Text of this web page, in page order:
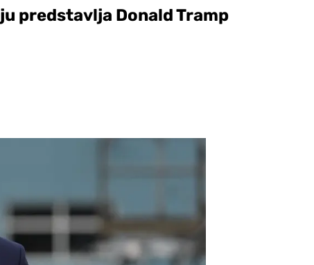
predstavlja Donald Tramp